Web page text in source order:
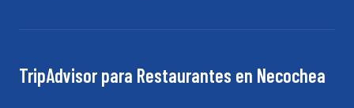
TripAdvisor para Restaurantes en Necochea